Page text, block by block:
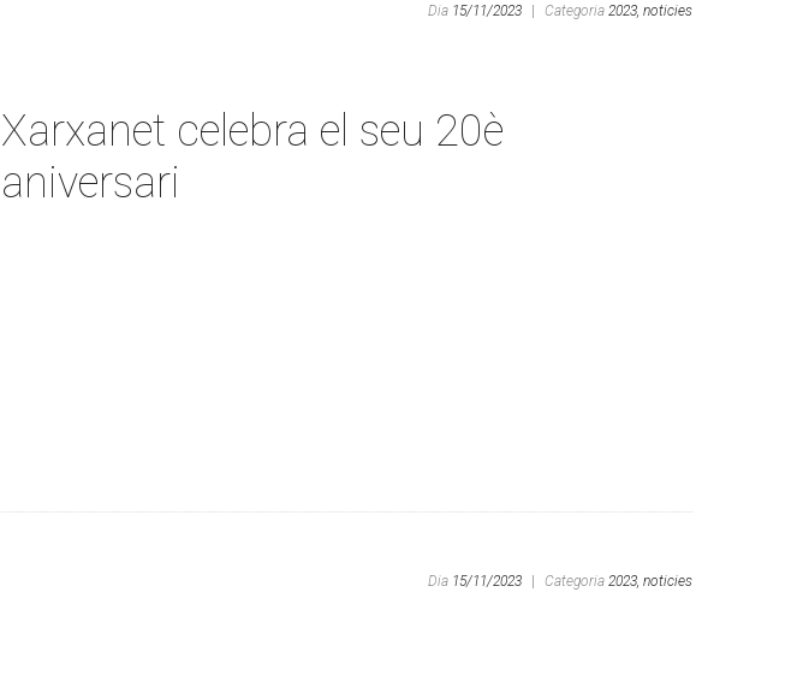
Dia 15/11/2023 | Categoria 2023, noticies
Xarxanet celebra el seu 20è
aniversari
Dia 15/11/2023 Categoria 2023, noticies